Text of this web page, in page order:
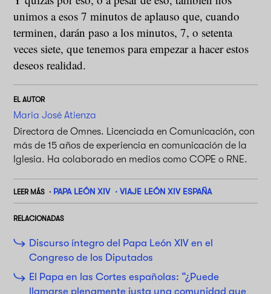
unimos a esos 7 minutos de aplauso que, cuando
terminen, darán paso a los minutos, 7, o setenta
veces siete, que tenemos para empezar a hacer estos
deseos realidad.
EL AUTOR
Maria José Atienza
Directora de Omnes. Licenciada en Comunicación, con
más de 15 años de experiencia en comunicación de la
Iglesia. Ha colaborado en medios como COPE o RNE.
LEER MÁS PAPA LEÓN XIV VIAJE LEÓN XIV ESPAÑA
RELACIONADAS
Discurso íntegro del Papa León XIV en el
Congreso de los Diputados
El Papa en las Cortes españolas: “¿Puede
llamarse plenamente justa una comunidad que